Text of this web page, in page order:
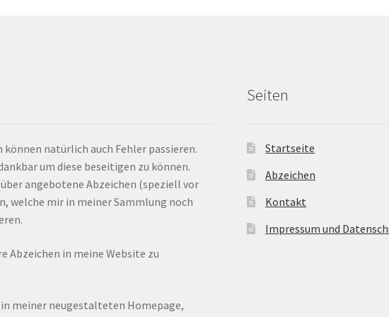
natürlich auch Fehler passieren.
um diese beseitigen zu können.
angebotene Abzeichen (speziell vor
welche mir in meiner Sammlung noch
Abzeichen in meine Website zu
meiner neugestalteten Homepage,
Seiten
Startseite
Abzeichen
Kontakt
Impressum und